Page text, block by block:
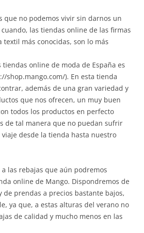
que no podemos vivir sin darnos un
las tiendas online de las firmas
textil más conocidas, son lo más
tiendas online de moda de España es
shop.mango.com/). En esta tienda
además de una gran variedad y
que nos ofrecen, un muy buen
todos los productos en perfecto
de tal manera que no puedan sufrir
desde la tienda hasta nuestro
las rebajas que aún podremos
online de Mango. Dispondremos de
de prendas a precios bastante bajos,
ya que, a estas alturas del verano no
de calidad y mucho menos en las